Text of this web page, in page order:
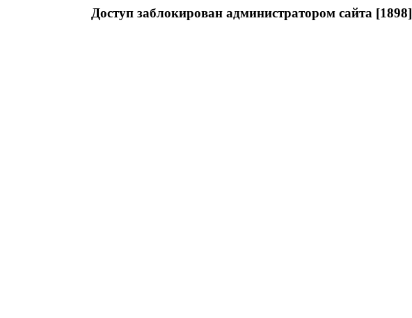
Доступ заблокирован администратором сайта [1898]